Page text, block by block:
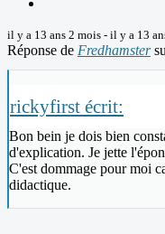
il y a 13 ans 2 mois - il y a 13
Réponse de Fredhamster
rickyfirst écrit:
Bon bein je dois bien
d'explication. Je jette
C'est dommage pour moi
didactique.